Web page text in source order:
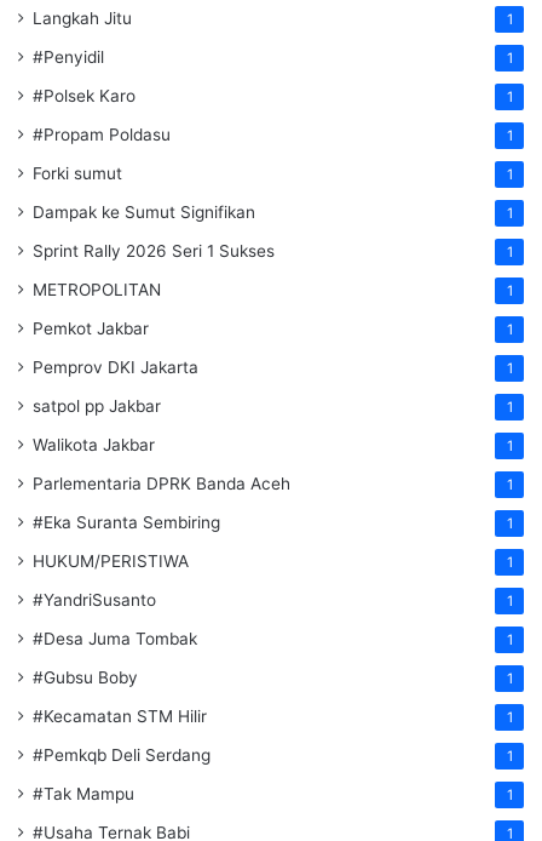
Langkah Jitu 1
#Penyidil 1
#Polsek Karo 1
#Propam Poldasu 1
Forki sumut 1
Dampak ke Sumut Signifikan 1
Sprint Rally 2026 Seri 1 Sukses 1
METROPOLITAN 1
Pemkot Jakbar 1
Pemprov DKI Jakarta 1
satpol pp Jakbar 1
Walikota Jakbar 1
Parlementaria DPRK Banda Aceh 1
#Eka Suranta Sembiring 1
HUKUM/PERISTIWA 1
#YandriSusanto 1
#Desa Juma Tombak 1
#Gubsu Boby 1
#Kecamatan STM Hilir 1
#Pemkqb Deli Serdang 1
#Tak Mampu 1
#Usaha Ternak Babi 1